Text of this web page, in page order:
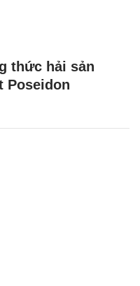
thức hải sản
Poseidon